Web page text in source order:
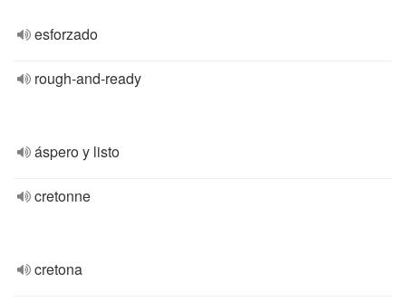
esforzado
rough-and-ready
áspero y listo
cretonne
cretona